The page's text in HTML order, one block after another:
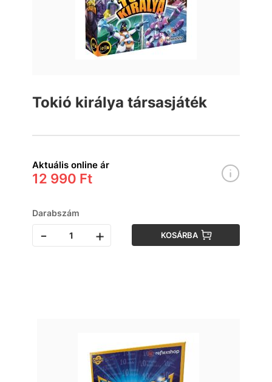
Tokió királya társasjáték
Aktuális online ár
12 990 Ft
Darabszám
- + KOSÁRBA